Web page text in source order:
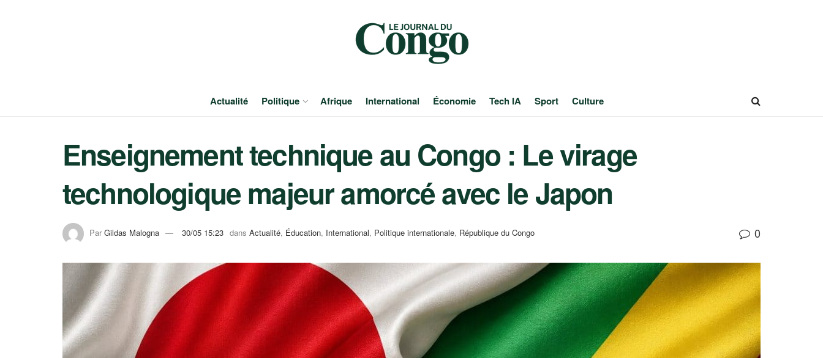
Actualité Politique Afrique International Économie Tech IA Sport Culture
Enseignement technique au Congo : Le virage
technologique majeur amorcé avec le Japon
Par Gildas Malogna 30/05 15:23 dans Actualité, Éducation, International, Politique internationale, République du Congo 0